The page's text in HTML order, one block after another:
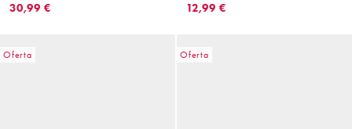
30,99 €
12,99 €
Oferta Oferta